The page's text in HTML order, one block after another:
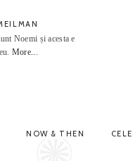
Noemi și acesta e
More...
NOW & THEN